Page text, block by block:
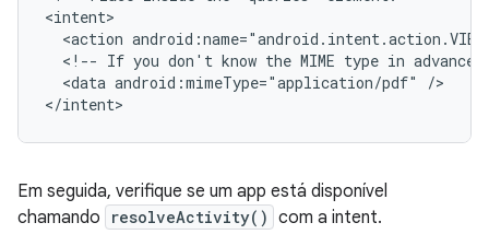
<action
<!-- If you don't know the MIME type in advance,
<data android:mimeType="application/pdf"
/>
</intent>
Em seguida, verifique se um app está disponível
chamando
resolveActivity() com a intent.